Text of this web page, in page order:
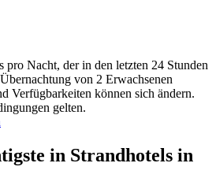
pro Nacht, der in den letzten 24 Stunden
von 2 Erwachsenen
Verfügbarkeiten können sich ändern.
gelten.
in Strandhotels in